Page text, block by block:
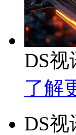
DS
了解
DS视